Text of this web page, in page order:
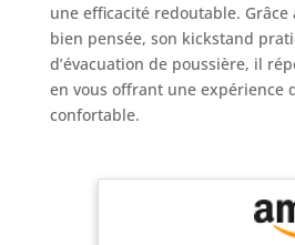
une efficacité redoutable. Grâce
bien pensée, son kickstand
d’évacuation de poussière, il
en vous offrant une expérience
confortable.